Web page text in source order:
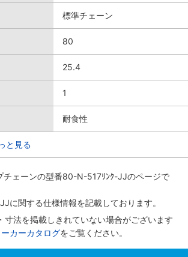
標準チェーン
80
25.4
1
耐食性
と見る
チェーンの型番80-N-517ﾘﾝｸ-JJのページで
に関する仕様情報を記載しております。
寸法を掲載しきれていない場合がございます
ーカーカタログをご覧ください。